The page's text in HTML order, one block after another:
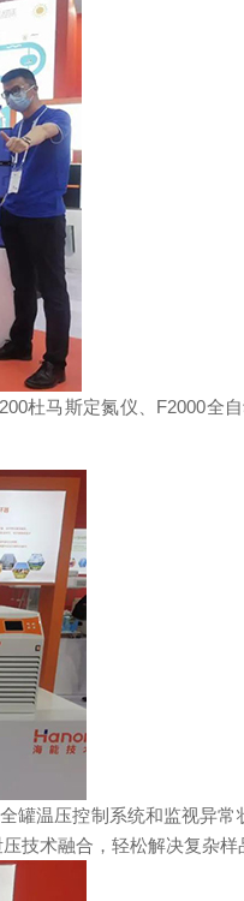
杜马斯定氮仪、F2000
温压控制系统和监视异
技术融合，轻松解决复杂样